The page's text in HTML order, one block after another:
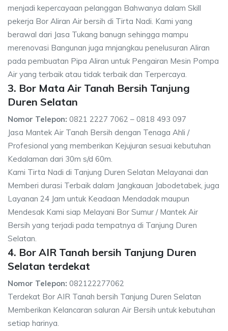
menjadi kepercayaan pelanggan Bahwanya dalam Skill
pekerja Bor Aliran Air bersih di Tirta Nadi. Kami yang
berawal dari Jasa Tukang banugn sehingga mampu
merenovasi Bangunan juga mnjangkau penelusuran Aliran
pada pembuatan Pipa Aliran untuk Pengairan Mesin Pompa
Air yang terbaik atau tidak terbaik dan Terpercaya.
3. Bor Mata Air Tanah Bersih Tanjung
Duren Selatan
Nomor Telepon: 0821 2227 7062 – 0818 493 097
Jasa Mantek Air Tanah Bersih dengan Tenaga Ahli /
Profesional yang memberikan Kejujuran sesuai kebutuhan
Kedalaman dari 30m s/d 60m.
Kami Tirta Nadi di Tanjung Duren Selatan Melayanai dan
Memberi durasi Terbaik dalam Jangkauan Jabodetabek, juga
Layanan 24 Jam untuk Keadaan Mendadak maupun
Mendesak Kami siap Melayani Bor Sumur / Mantek Air
Bersih yang terjadi pada tempatnya di Tanjung Duren
Selatan.
4. Bor AIR Tanah bersih Tanjung Duren
Selatan terdekat
Nomor Telepon: 082122277062
Terdekat Bor AIR Tanah bersih Tanjung Duren Selatan
Memberikan Kelancaran saluran Air Bersih untuk kebutuhan
setiap harinya.